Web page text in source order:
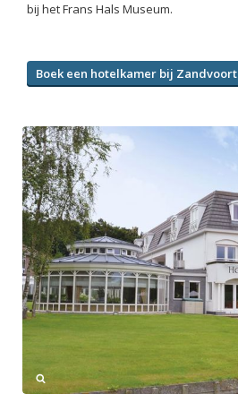
bij het Frans Hals Museum.
Boek een hotelkamer bij Zandvoort